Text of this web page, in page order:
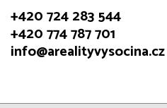
+420 724 283 544
+420 774 787 701
info@arealityvysocina.cz